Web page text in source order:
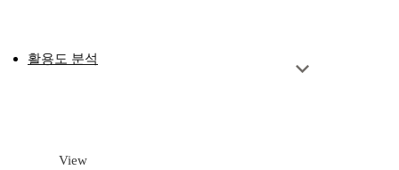
활용도 분석
View